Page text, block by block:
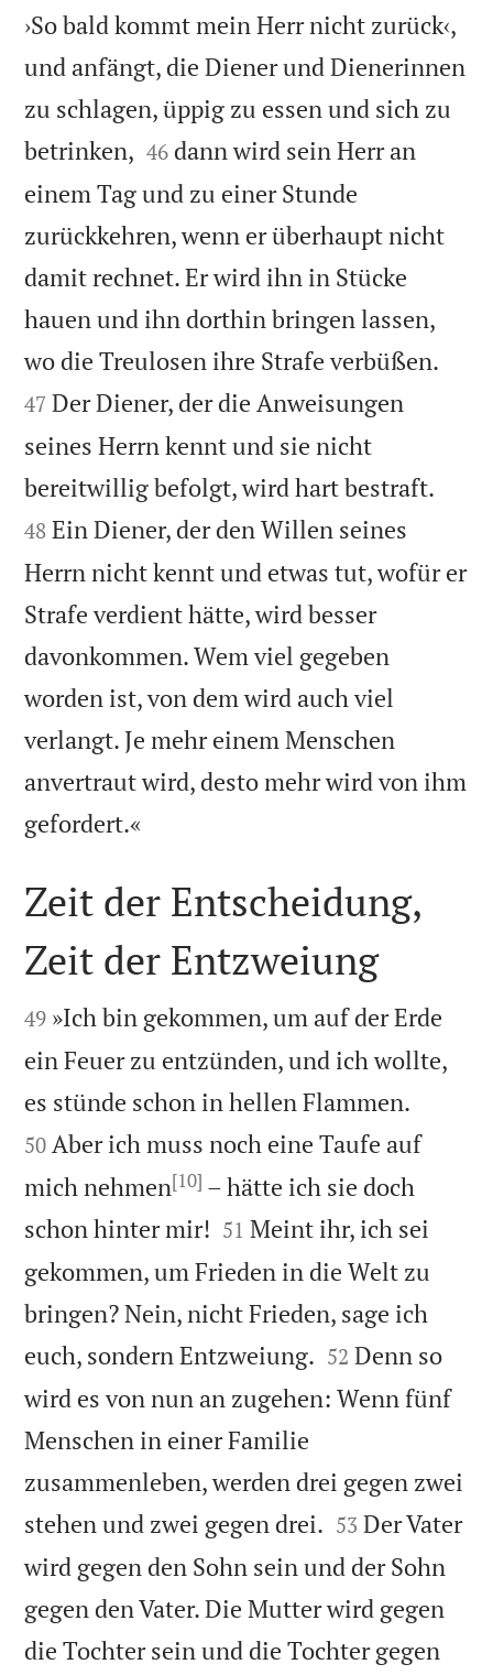
›So bald kommt mein Herr nicht zurück‹,
und anfängt, die Diener und Dienerinnen
zu schlagen, üppig zu essen und sich zu
betrinken, 

46 dann wird sein Herr an
einem Tag und zu einer Stunde
zurückkehren, wenn er überhaupt nicht
damit rechnet. Er wird ihn in Stücke
hauen und ihn dorthin bringen lassen,
wo die Treulosen ihre Strafe verbüßen.
47 Der Diener, der die Anweisungen
seines Herrn kennt und sie nicht
bereitwillig befolgt, wird hart bestraft.
48 Ein Diener, der den Willen seines
Herrn nicht kennt und etwas tut, wofür er
Strafe verdient hätte, wird besser
davonkommen. Wem viel gegeben
worden ist, von dem wird auch viel
verlangt. Je mehr einem Menschen
anvertraut wird, desto mehr wird von ihm
gefordert.«

Zeit der Entscheidung,
Zeit der Entzweiung

49 »Ich bin gekommen, um auf der Erde
ein Feuer zu entzünden, und ich wollte,
es stünde schon in hellen Flammen.
50 Aber ich muss noch eine Taufe auf
mich nehmen[10] – hätte ich sie doch
schon hinter mir! 

51 Meint ihr, ich sei
gekommen, um Frieden in die Welt zu
bringen? Nein, nicht Frieden, sage ich
euch, sondern Entzweiung. 

52 Denn so
wird es von nun an zugehen: Wenn fünf
Menschen in einer Familie
zusammenleben, werden drei gegen zwei
stehen und zwei gegen drei. 

53 Der Vater
wird gegen den Sohn sein und der Sohn
gegen den Vater. Die Mutter wird gegen
die Tochter sein und die Tochter gegen